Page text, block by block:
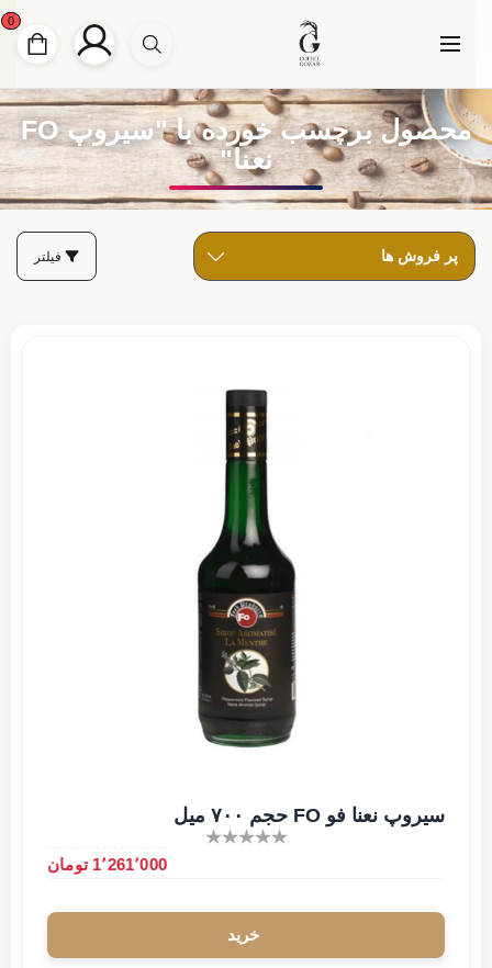
0
محصول برچسب خورده با "سیروپ FO
نعنا"
فیلتر
سیروپ نعنا فو FO حجم ۷۰۰ میل
1٬261٬000 تومان